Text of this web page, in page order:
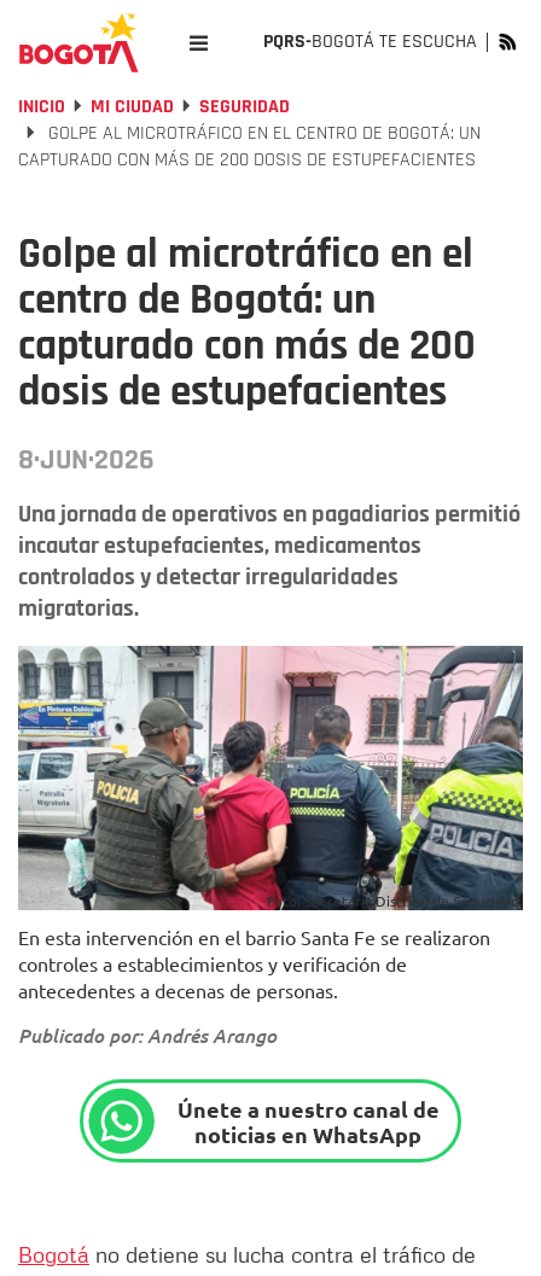
PQRS-BOGOTÁ TE ESCUCHA
INICIO MI CIUDAD
SEGURIDAD
GOLPE AL MICROTRÁFICO EN EL CENTRO DE BOGOTÁ: UN
CAPTURADO CON MÁS DE 200 DOSIS DE ESTUPEFACIENTES
Golpe al microtráfico en el
centro de Bogotá: un
capturado con más de 200
dosis de estupefacientes
8·JUN·2026
Una jornada de operativos en pagadiarios permitió
incautar estupefacientes, medicamentos
controlados y detectar irregularidades
migratorias.
Foto: Secretaría Distrital de Seguridad.
En esta intervención en el barrio Santa Fe se realizaron
controles a establecimientos y verificación de
antecedentes a decenas de personas.
Publicado por: Andrés Arango
Únete a nuestro canal de
noticias en WhatsApp
Bogotá no detiene su lucha contra el tráfico de